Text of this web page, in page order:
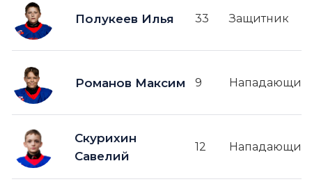
Полукеев Илья 33 Защитник
Романов Максим 9 Нападающий
Скурихин
Савелий
12 Нападающий